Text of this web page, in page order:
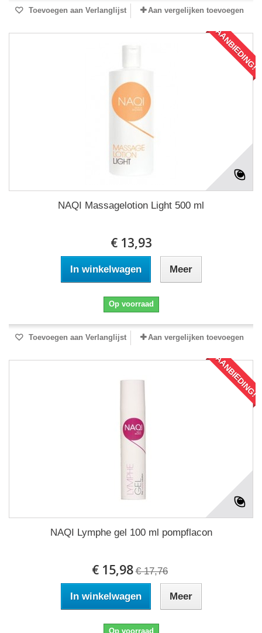
Toevoegen aan Verlanglijst Aan vergelijken toevoegen
AANBIEDING!
NAQI Massagelotion Light 500 ml
€ 13,93
In winkelwagen Meer
Op voorraad
Toevoegen aan Verlanglijst Aan vergelijken toevoegen
AANBIEDING!
NAQI Lymphe gel 100 ml pompflacon
€ 15,98 € 17,76
In winkelwagen Meer
Op voorraad